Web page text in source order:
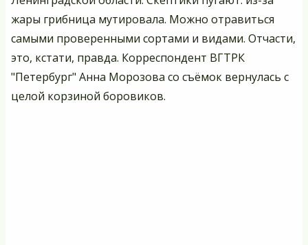
жары грибница мутировала. Можно отравиться
самыми проверенными сортами и видами. Отчасти,
это, кстати, правда. Корреспондент ВГТРК
"Петербург" Анна Морозова со съёмок вернулась с
целой корзиной боровиков.